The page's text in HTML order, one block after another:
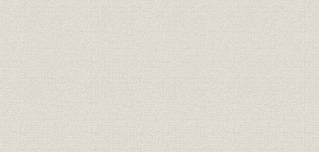
役員
北海道炭礦汽船株式会社時代役
員異動表
明治40年~
役員
北海道製鉄株式会社時代役員異
動表
大正6年~
役員
株式会社日本製鋼所時代役員異
動表 日本製鋼直営時代
大正8年12